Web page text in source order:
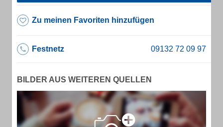
Zu meinen Favoriten hinzufügen
Festnetz
BILDER AUS WEITEREN QUELLEN